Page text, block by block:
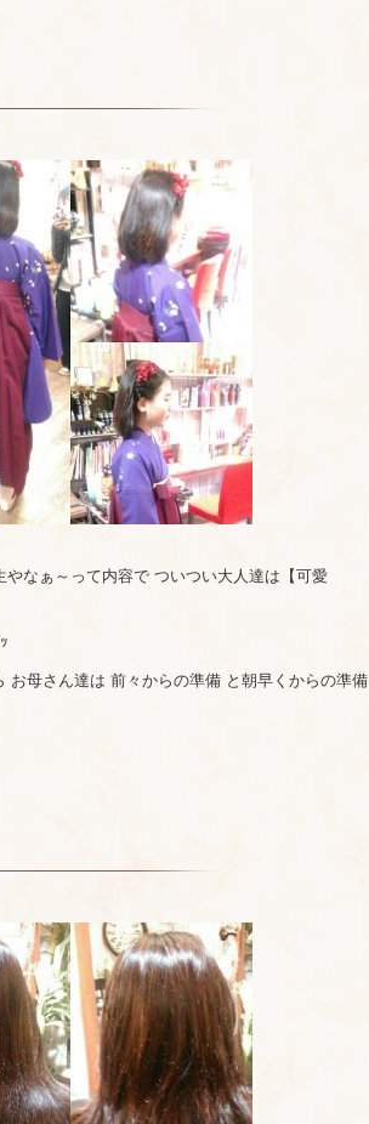
なぁ～って内容で ついつい大人達は【可愛
母さん達は 前々からの準備 と朝早くからの準備